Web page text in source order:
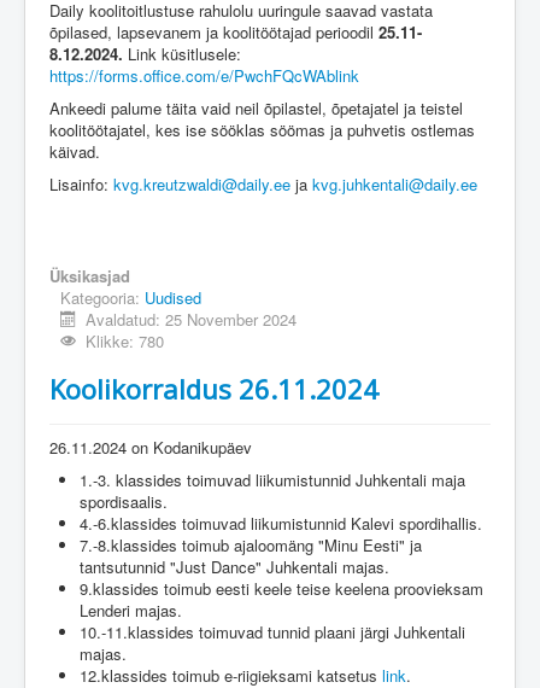
Daily koolitoitlustuse rahulolu uuringule saavad vastata
õpilased, lapsevanem ja koolitöötajad perioodil 25.11-
8.12.2024. Link küsitlusele:
https://forms.office.com/e/PwchFQcWAblink
Ankeedi palume täita vaid neil õpilastel, õpetajatel ja teistel
koolitöötajatel, kes ise sööklas söömas ja puhvetis ostlemas
käivad.
Lisainfo: kvg.kreutzwaldi@daily.ee ja kvg.juhkentali@daily.ee
Üksikasjad
Kategooria: Uudised
Avaldatud: 25 November 2024
Klikke: 780
Koolikorraldus 26.11.2024
26.11.2024 on Kodanikupäev
1.-3. klassides toimuvad liikumistunnid Juhkentali maja
spordisaalis.
4.-6.klassides toimuvad liikumistunnid Kalevi spordihallis.
7.-8.klassides toimub ajaloomäng "Minu Eesti" ja
tantsutunnid "Just Dance" Juhkentali majas.
9.klassides toimub eesti keele teise keelena proovieksam
Lenderi majas.
10.-11.klassides toimuvad tunnid plaani järgi Juhkentali
majas.
12.klassides toimub e-riigieksami katsetus link.